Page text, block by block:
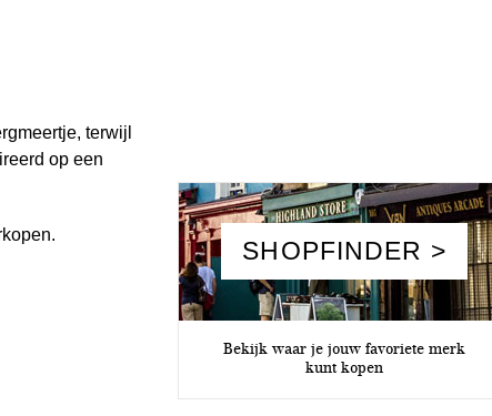
terwijl
op een
SHOPFINDER >
Bekijk waar je jouw favoriete merk
kunt kopen